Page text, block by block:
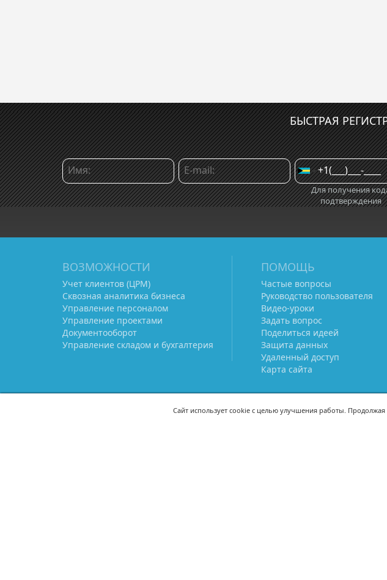
БЫСТРАЯ
Для получения
подтверждения
ВОЗМОЖНОСТИ
Учет клиентов (ЦРМ)
Сквозная аналитика бизнеса
Управление персоналом
Управление проектами
Документооборот
Управление складом и бухгалтерия
ПОМОЩЬ
Частые вопросы
Руководство пользователя
Видео-уроки
Задать вопрос
Поделиться идеей
Защита данных
Удаленный доступ
Карта сайта
Сайт использует cookie с целью улучшения работы. Продолжая